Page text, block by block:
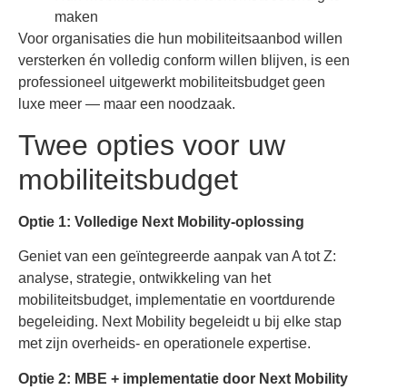
maken
Voor organisaties die hun mobiliteitsaanbod willen
versterken én volledig conform willen blijven, is een
professioneel uitgewerkt mobiliteitsbudget geen
luxe meer — maar een noodzaak.
Twee opties voor uw
mobiliteitsbudget
Optie 1: Volledige Next Mobility-oplossing
Geniet van een geïntegreerde aanpak van A tot Z:
analyse, strategie, ontwikkeling van het
mobiliteitsbudget, implementatie en voortdurende
begeleiding. Next Mobility begeleidt u bij elke stap
met zijn overheids- en operationele expertise.
Optie 2: MBE + implementatie door Next Mobility